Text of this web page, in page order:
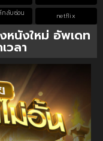
กลับซ่อน netflix
หนังใหม่ อัพเดท
วลา